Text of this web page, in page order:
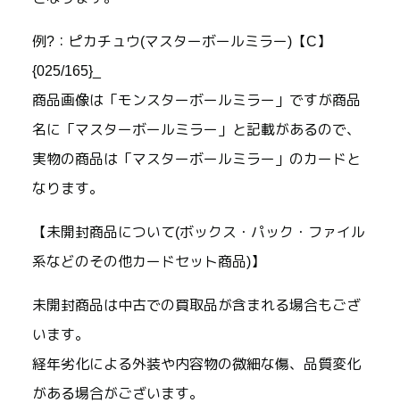
例?：ピカチュウ(マスターボールミラー)【C】
{025/165}_
商品画像は「モンスターボールミラー」ですが商品
名に「マスターボールミラー」と記載があるので、
実物の商品は「マスターボールミラー」のカードと
なります。
【未開封商品について(ボックス・パック・ファイル
系などのその他カードセット商品)】
未開封商品は中古での買取品が含まれる場合もござ
います。
経年劣化による外装や内容物の微細な傷、品質変化
がある場合がございます。